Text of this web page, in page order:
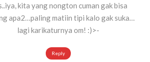
kita yang nongton cuman gak bisa
apa2…paling matiin tipi kalo gak suka…
lagi karikaturnya om! :)>-
Reply